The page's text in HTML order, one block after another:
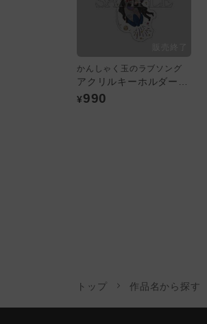
かんしゃく玉のラブソング
¥990
トップ 作品名から探す